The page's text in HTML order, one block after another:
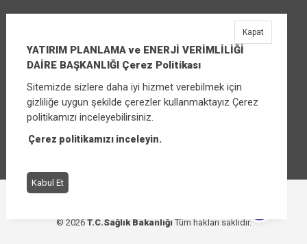
YATIRIM PLANLAMA ve ENERJİ VERİMLİLİĞİ
DAİRE BAŞKANLIĞI
Üniversiteler Mahallesi Şehit Mehmet Bayraktar
Caddesi No:3 Çankaya/Ankara
© 2026 T.C.Sağlık BakanlığıTüm hakları saklıdır.
YATIRIM PLANLAMA ve ENERJİ VERİMLİLİĞİ
DAİRE BAŞKANLIĞI Çerez Politikası
Sitemizde sizlere daha iyi hizmet verebilmek için
gizliliğe uygun şekilde çerezler kullanmaktayız Çerez
politikamızı inceleyebilirsiniz.
Çerez politikamızı inceleyin.
Kabul Et
Kapat